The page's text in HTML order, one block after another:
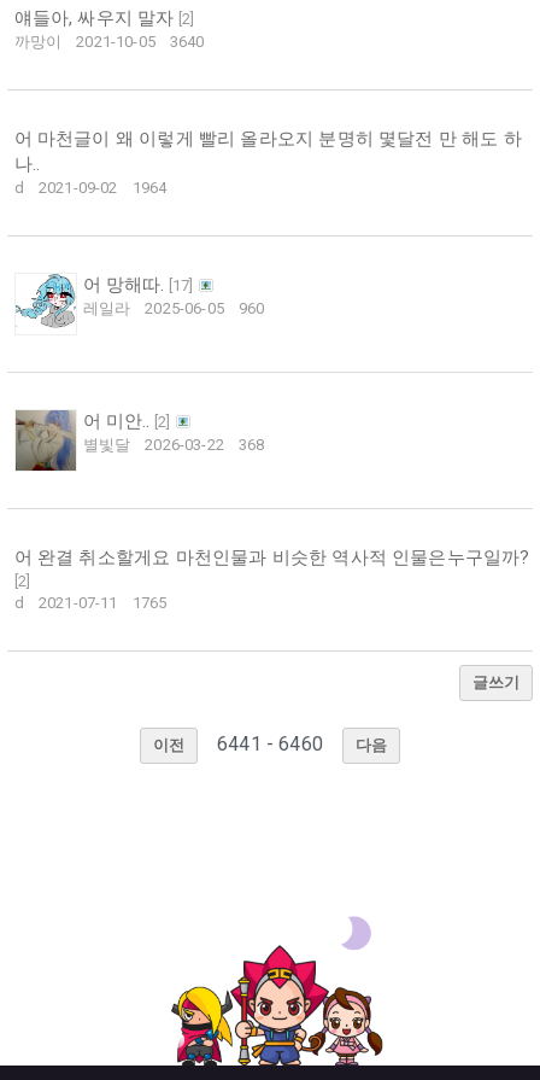
얘들아, 싸우지 말자 2
까망이
2021-10-05 3640
어 마천글이 왜 이렇게 빨리 올라오지 분명히 몇달전 만 해도 하
나..
d 2021-09-02 1964
어 망해따. 17
레일라
2025-06-05 960
어 미안.. [2
별빛달
2026-03-22 368
어 완결 취소할게요 마천인물과 비슷한 역사적 인물은누구일까?
2]
d
2021-07-11 1765
글쓰기
이전 6441 - 6460 다음